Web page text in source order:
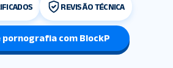
REVISÃO TÉCNICA
pornografia com BlockP